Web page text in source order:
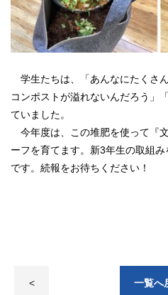
学生たちは、「あんなにたくさ
コンポストが溢れないんだろう」
ていました。
今年度は、この堆肥を使って『
ーフを育てます。新3年生の取組
です。続報をお待ちください！
< 一覧へ